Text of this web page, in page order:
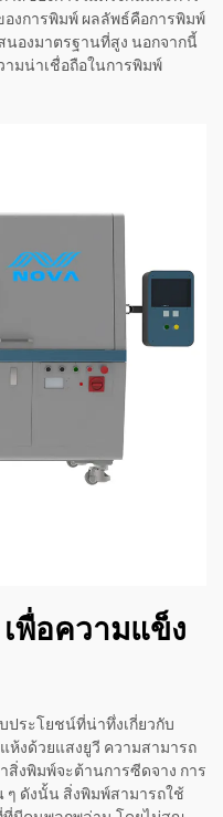
งการพิมพ์ ผลลัพธ์คือการพิมพ์
นองมาตรฐานที่สูง นอกจากนี้
มน่าเชื่อถือในการพิมพ์
เพื่อความแข็ง
ประโยชน์ที่น่าทึ่งเกี่ยวกับ
งด้วยแสงยูวี ความสามารถ
งพิมพ์จะต้านการซีดจาง การ
ๆ ดังนั้น สิ่งพิมพ์สามารถใช้